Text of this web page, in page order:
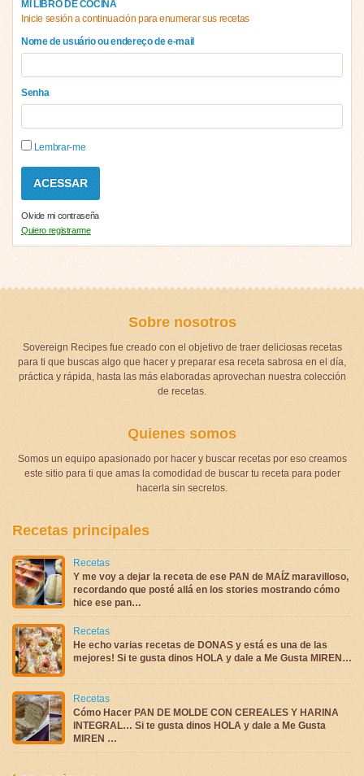
MI LIBRO DE COCINA
Inicie sesión a continuación para enumerar sus recetas
Nome de usuário ou endereço de e-mail
Senha
Lembrar-me
Olvide mi contraseña
Quiero registrarme
Sobre nosotros
Sovereign Recipes fue creado con el objetivo de traer deliciosas recetas
para ti que buscas algo que hacer y preparar esa receta sabrosa en el día,
práctica y rápida, hasta las más elaboradas aprovechan nuestra colección
de recetas.
Quienes somos
Somos un equipo apasionado por hacer y buscar recetas por eso creamos
este sitio para ti que amas la comodidad de buscar tu receta para poder
hacerla sin secretos.
Recetas principales
Recetas
Y me voy a dejar la receta de ese PAN de MAÍZ maravilloso,
recordando que posté allá en los stories mostrando cómo
hice ese pan…
Recetas
He echo varias recetas de DONAS y está es una de las
mejores! Si te gusta dinos HOLA y dale a Me Gusta MIREN…
Recetas
Cómo Hacer PAN DE MOLDE CON CEREALES Y HARINA
INTEGRAL… Si te gusta dinos HOLA y dale a Me Gusta
MIREN …